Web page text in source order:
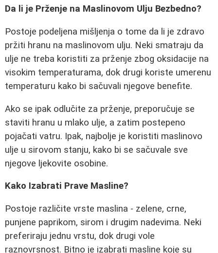
Da li je Prženje na Maslinovom Ulju Bezbedno?
Postoje podeljena mišljenja o tome da li je zdravo
pržiti hranu na maslinovom ulju. Neki smatraju da
ulje ne treba koristiti za prženje zbog oksidacije na
visokim temperaturama, dok drugi koriste umerenu
temperaturu kako bi sačuvali njegove benefite.
Ako se ipak odlučite za prženje, preporučuje se
staviti hranu u mlako ulje, a zatim postepeno
pojačati vatru. Ipak, najbolje je koristiti maslinovo
ulje u sirovom stanju, kako bi se sačuvale sve
njegove ljekovite osobine.
Kako Izabrati Prave Masline?
Postoje različite vrste maslina - zelene, crne,
punjene paprikom, sirom i drugim nadevima. Neki
preferiraju jednu vrstu, dok drugi vole
raznovrsnost. Bitno je izabrati masline koje su